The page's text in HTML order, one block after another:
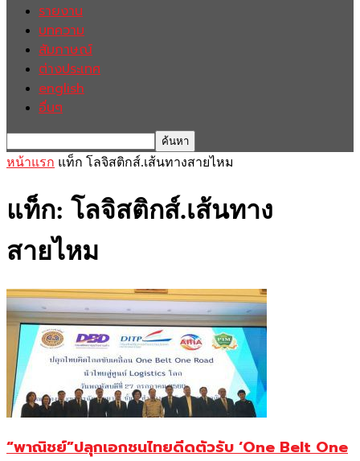
รายงาน
บทความ
สัมภาษณ์
ต่างประเทศ
english
อื่นๆ
หน้าแรก แท็ก โลจิสติกส์.เส้นทางสายไหม
แท็ก: โลจิสติกส์.เส้นทาง
สายไหม
“พาณิชย์”ปลุกเอกชนไทยดีดตัวรับ ‘One Belt One